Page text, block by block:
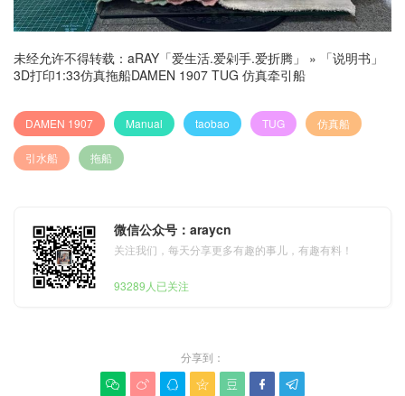
未经允许不得转载： aRAY「爱生活.爱剁手.爱折腾」 »
「说明书」
3D打印1:33仿真拖船DAMEN 1907 TUG 仿真牵引船
DAMEN 1907 Manual taobao TUG 仿真船
引水船 拖船
微信公众号：araycn
关注我们，每天分享更多有趣的事儿，有趣有料！
93289人已关注
分享到：
      